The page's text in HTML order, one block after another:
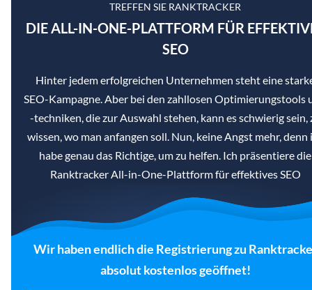
TREFFEN SIE RANKTRACKER
DIE ALL-IN-ONE-PLATTFORM FÜR
SEO
Hinter jedem erfolgreichen Unternehmen steht eine
SEO-Kampagne. Aber bei den zahllosen Optimierungstools
-techniken, die zur Auswahl stehen, kann es schwierig sein,
wissen, wo man anfangen soll. Nun, keine Angst mehr, denn
habe genau das Richtige, um zu helfen. Ich präsentiere die
Ranktracker All-in-One-Plattform für effektives SEO
Wir haben endlich die Registrierung zu
absolut kostenlos geöffnet!